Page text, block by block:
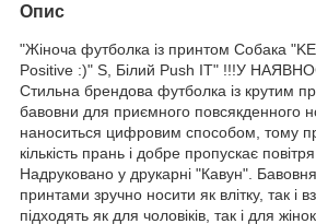
Опис
"Жіноча футболка із принтом Собака
Positive :)" S, Білий Push IT" !!!У
Стильна брендова футболка із крутим
бавовни для приємного повсякденного
наноситься цифровим способом, тому
кількість прань і добре пропускає повітря
Надруковано у друкарні "Кавун".
принтами зручно носити як влітку, так і
підходять як для чоловіків, так і для